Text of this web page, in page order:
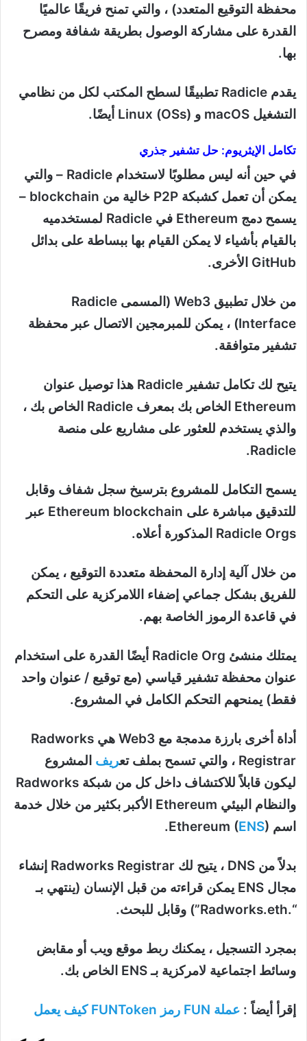
محفظة التوقيع المتعدد) ، والتي تمنح فريقًا عالميًا
القدرة على مشاركة الوصول بطريقة شفافة ومصرح
بها.
يقدم Radicle تطبيقًا لسطح المكتب لكل من نظامي
التشغيل macOS و Linux (OSs) أيضًا.
تكامل الإيثريوم: حل تشفير جذري
في حين أنه ليس مطلوبًا لاستخدام Radicle – والتي
يمكن أن تعمل كشبكة P2P خالية من blockchain –
يسمح دمج Ethereum في Radicle لمستخدميه
بالقيام بأشياء لا يمكن القيام بها ببساطة على بدائل
GitHub الأخرى.
من خلال تطبيق Web3 (المسمى Radicle
Interface) ، يمكن للمبرمجين الاتصال عبر محفظة
تشفير متوافقة.
يتيح لك تكامل تشفير Radicle هذا توصيل عنوان
Ethereum الخاص بك بمعرف Radicle الخاص بك ،
والذي يستخدم للعثور على مشاريع على منصة
Radicle.
يسمح التكامل للمشروع بترسيخ سجل شفاف وقابل
للتدقيق مباشرة على Ethereum blockchain عبر
Radicle Orgs المذكورة أعلاه.
من خلال آلية إدارة المحفظة متعددة التوقيع ، يمكن
للفريق بشكل جماعي إضفاء اللامركزية على التحكم
في قاعدة الرموز الخاصة بهم.
يمتلك منشئ Radicle Org أيضًا القدرة على استخدام
عنوان محفظة تشفير قياسي (مع توقيع / عنوان واحد
فقط) يمنحهم التحكم الكامل في المشروع.
أداة أخرى بارزة مدمجة مع Web3 هي Radworks
Registrar ، والتي تسمح بملف تع
ريف المشروع
ليكون قابلاً للاكتشاف داخل كل من شبكة Radworks
والنظام البيئي Ethereum الأكبر بكثير من خلال خدمة
اسم Ethereum ( ENS).
بدلاً من DNS ، يتيح لك Radworks Registrar إنشاء
مجال ENS يمكن قراءته من قبل الإنسان (ينتهي بـ
“.Radworks.eth”) وقابل للبحث.
بمجرد التسجيل ، يمكنك ربط موقع ويب أو مقابض
وسائط اجتماعية لامركزية بـ ENS الخاص بك.
إقرأ أيضاً : عملة FUN رمز FUNToken كيف يعمل